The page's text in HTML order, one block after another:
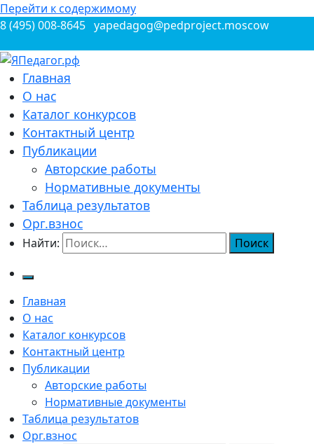
Перейти к содержимому
8 (495) 008-8645 yapedagog@pedproject.moscow
ЯПедагог.рф
Всероссийские конкурсы для педагогов
Главная
О нас
Каталог конкурсов
Контактный центр
Публикации
Авторские работы
Нормативные документы
Таблица результатов
Орг.взнос
Найти:
Главная
О нас
Каталог конкурсов
Контактный центр
Публикации
Авторские работы
Нормативные документы
Таблица результатов
Орг.взнос